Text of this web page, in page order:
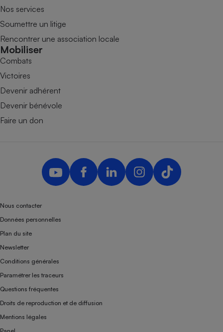
Nos services
Soumettre un litige
Rencontrer une association locale
Mobiliser
Combats
Victoires
Devenir adhérent
Devenir bénévole
Faire un don
Nous contacter
Données personnelles
Plan du site
Newsletter
Conditions générales
Paramétrer les traceurs
Questions fréquentes
Droits de reproduction et de diffusion
Mentions légales